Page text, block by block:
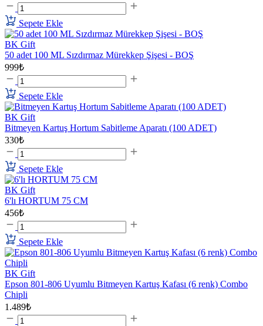
Sepete Ekle
BK Gift
50 adet 100 ML Sızdırmaz Mürekkep Şişesi - BOŞ
999₺
Sepete Ekle
BK Gift
Bitmeyen Kartuş Hortum Sabitleme Aparatı (100 ADET)
330₺
Sepete Ekle
BK Gift
6'lı HORTUM 75 CM
456₺
Sepete Ekle
BK Gift
Epson 801-806 Uyumlu Bitmeyen Kartuş Kafası (6 renk) Combo
Chipli
1.489₺